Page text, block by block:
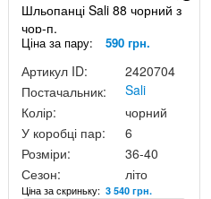
Шльопанці Sali 88 чорний з
чор-п.
Ціна за пару: 590 грн.
Артикул ID:
2420704
Постачальник:
Sali
Колір:
чорний
У коробці пар:
6
Розміри:
36-40
Сезон:
літо
Ціна за скриньку: 3 540 грн.